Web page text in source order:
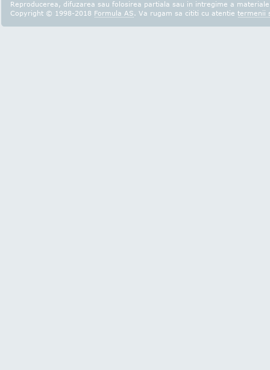
Reproducerea, difuzarea sau folosirea partiala sau in intregime a
Copyright © 1998-2018 Formula AS. Va rugam sa cititi cu atentie termenii